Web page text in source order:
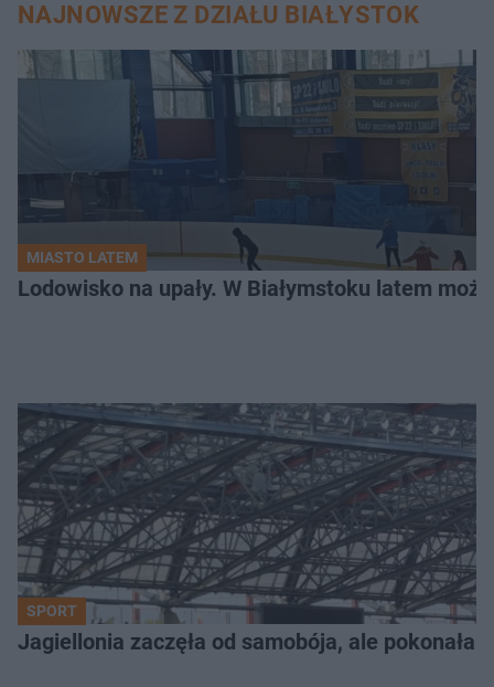
NAJNOWSZE Z DZIAŁU BIAŁYSTOK
MIASTO LATEM
Lodowisko na upały. W Białymstoku latem
SPORT
Jagiellonia zaczęła od samobója, ale pokonała